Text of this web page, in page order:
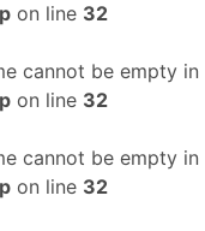
on line 32
cannot be empty in
on line 32
cannot be empty in
on line 32